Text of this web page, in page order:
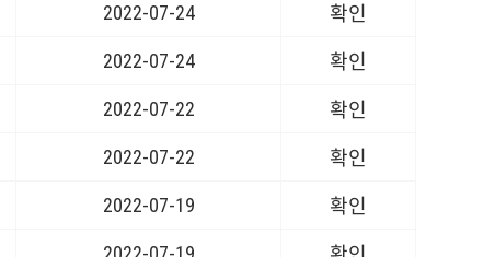
2022-07-24 확인
2022-07-24 확인
2022-07-22 확인
2022-07-22 확인
2022-07-19 확인